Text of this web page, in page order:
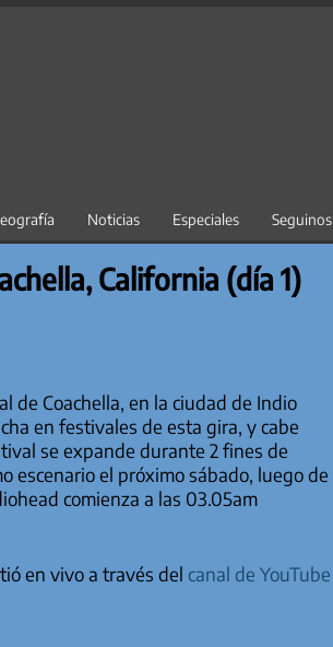
Noticias Especiales Seguinos
California (día 1)
de Coachella, en la ciudad de Indio
en festivales de esta gira, y cabe
se expande durante 2 fines de
escenario el próximo sábado, luego de
comienza a las 03.05am
en vivo a través del canal de YouTube